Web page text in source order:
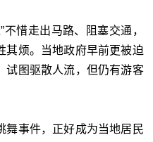
惜走出马路、阻塞交通，
其烦。当地政府早前更被迫
试图驱散人流，但仍有游客
舞事件，正好成为当地居民